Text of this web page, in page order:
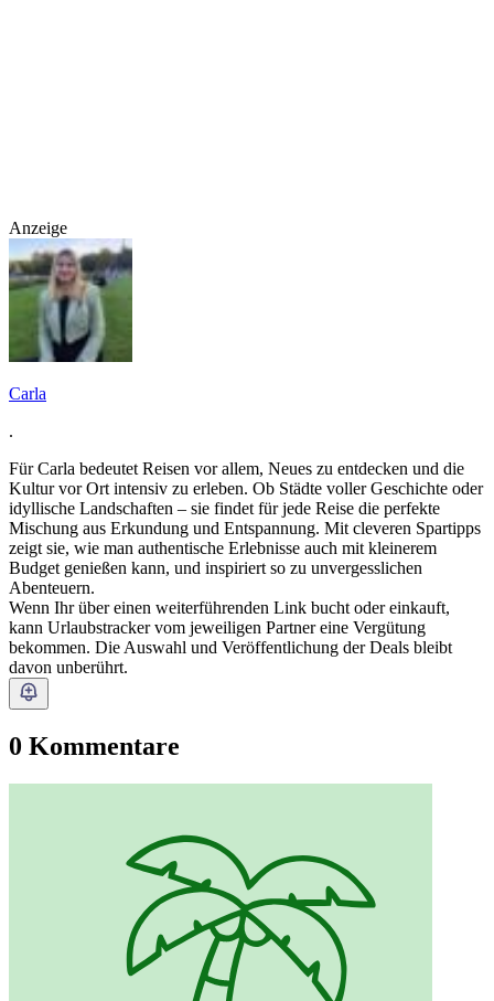
Anzeige
Carla
.
Für Carla bedeutet Reisen vor allem, Neues zu entdecken und die
Kultur vor Ort intensiv zu erleben. Ob Städte voller Geschichte oder
idyllische Landschaften – sie findet für jede Reise die perfekte
Mischung aus Erkundung und Entspannung. Mit cleveren Spartipps
zeigt sie, wie man authentische Erlebnisse auch mit kleinerem
Budget genießen kann, und inspiriert so zu unvergesslichen
Abenteuern.
Wenn Ihr über einen weiterführenden Link bucht oder einkauft,
kann Urlaubstracker vom jeweiligen Partner eine Vergütung
bekommen. Die Auswahl und Veröffentlichung der Deals bleibt
davon unberührt.
0 Kommentare